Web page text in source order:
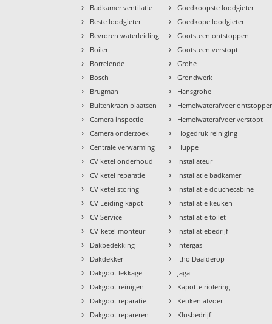
› Badkamer ventilatie
› Beste loodgieter
› Bevroren waterleiding
› Boiler
› Borrelende
› Bosch
› Brugman
› Buitenkraan plaatsen
› Camera inspectie
› Camera onderzoek
› Centrale verwarming
› CV ketel onderhoud
› CV ketel reparatie
› CV ketel storing
› CV Leiding kapot
› CV Service
› CV-ketel monteur
› Dakbedekking
› Dakdekker
› Dakgoot lekkage
› Dakgoot reinigen
› Dakgoot reparatie
› Dakgoot repareren
› Goedkoopste loodgieter
› Goedkope loodgieter
› Gootsteen ontstoppen
› Gootsteen verstopt
› Grohe
› Grondwerk
› Hansgrohe
› Hemelwaterafvoer
› Hemelwaterafvoer verstopt
› Hogedruk reiniging
› Huppe
› Installateur
› Installatie badkamer
› Installatie douchecabine
› Installatie keuken
› Installatie toilet
› Installatiebedrijf
› Intergas
› Itho Daalderop
› Jaga
› Kapotte riolering
› Keuken afvoer
› Klusbedrijf